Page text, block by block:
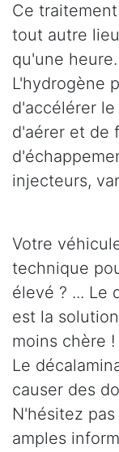
Ce
tout autre
qu'une heure.
L'hydrogène
d'accélérer
d'aérer et de
injecteurs,
Votre
technique
élevé ? ... Le
est la
moins chère !
Le
causer des
N'hésitez
amples